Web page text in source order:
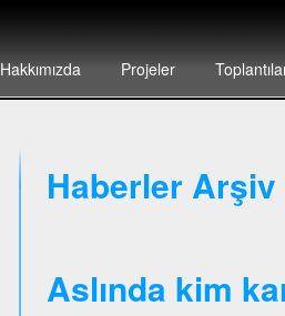
Hakkımızda Projeler
Haberler Arşiv
Aslında kim